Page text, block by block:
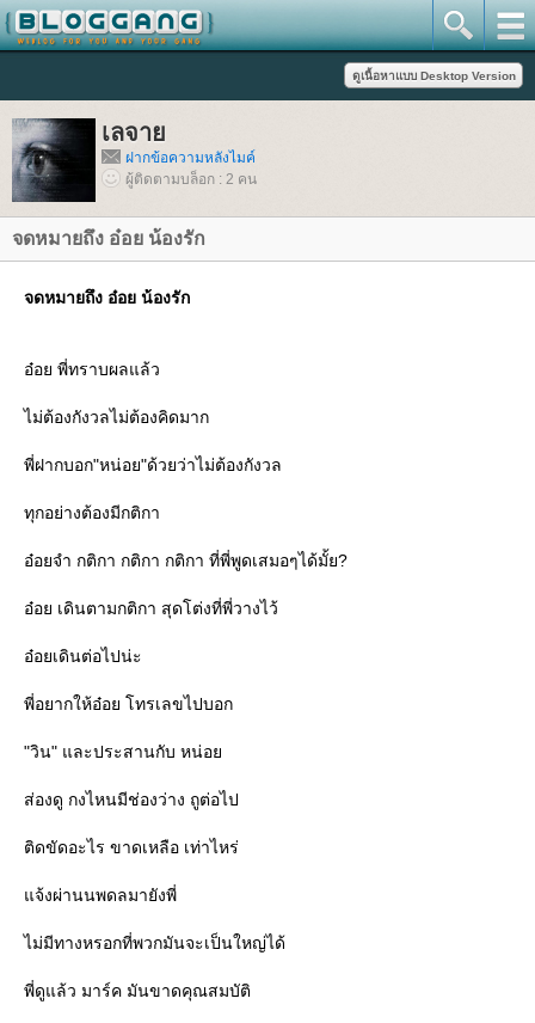
เลจา
ฝากข้อความหลังไมค์
ผู้ติดตามบล็อก : 2 คน
จดหมายถึง อ๋อย น้องรัก
จดหมายถึง อ๋อย น้องรัก
อ๋อย พี่ทราบผลแล้ว
ไม่ต้องกังวลไม่ต้องคิดมาก
พี่ฝากบอก"หน่อย"ด้วยว่าไม่ต้องกังวล
ทุกอย่างต้องมีกติกา
อ๋อยจำ กติกา กติกา กติกา ที่พี่พูดเสมอๆได้มั้ย?
อ๋อย เดินตามกติกา สุดโต่งที่พี่วางไว้
อ๋อยเดินต่อไปน่ะ
พี่อยากให้อ๋อย โทรเลขไปบอก
"วิน" และประสานกับ หน่อ
ส่องดู กงไหนมีช่องว่าง ถูต่อไป
ติดขัดอะไร ขาดเหลือ เท่าไหร่
จ้งผ่านนพดลมายังพี่
ไม่มีทางหรอกที่พวกมันจะเป็นใหญ่ได้
พี่ดูแล้ว มาร์ค มันขาดคุณสมบัติ